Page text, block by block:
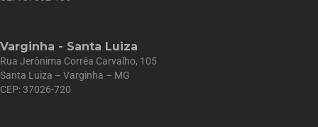
Varginha - Santa Luiza
Rua Jerônima Corrêa Carvalho, 105
Santa Luiza – Varginha – MG
CEP: 37026-720